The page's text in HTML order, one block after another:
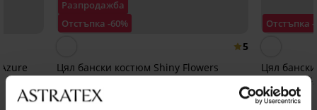
Разпродажба
Отстъпка -60%
5
Цял бански костюм Shiny Flowers
39,60 €(77,45 лв.)98,99 €
Отстъпка -
Цял
53,49 €